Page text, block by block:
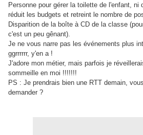
Personne pour gérer la toilette de l'enfant, ni
réduit les budgets et retreint le nombre de
Disparition de la boîte à CD de la classe
c'est un peu gênant).
Je ne vous narre pas les événements plus
ggrrrrrr, y'en a !
J'adore mon métier, mais parfois je
sommeille en moi !!!!!!!
PS : Je prendrais bien une RTT demain,
demander ?